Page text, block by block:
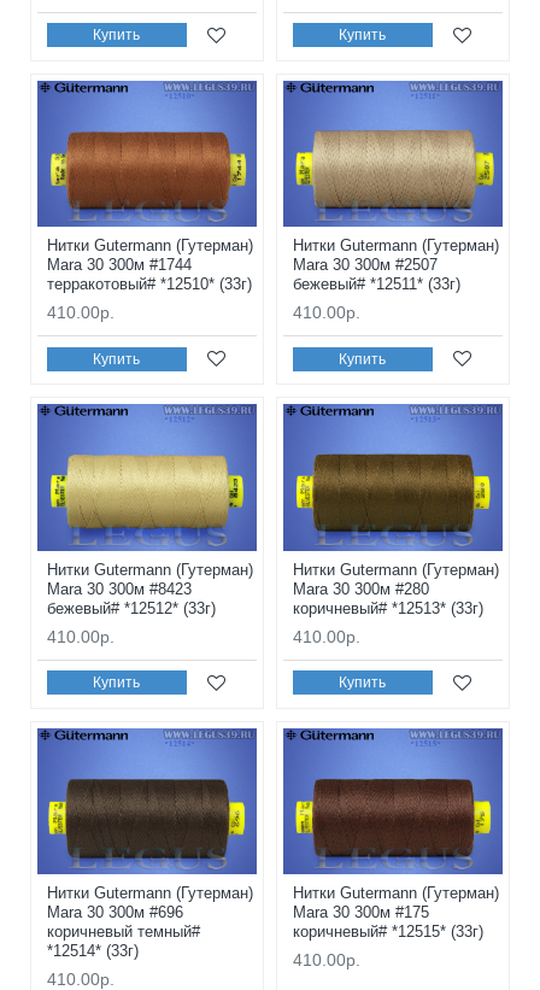
Купить Купить
Нитки Gutermann (Гутерман)
Mara 30 300м #1744
терракотовый# *12510* (33г)
410.00р.
Купить
Нитки Gutermann (Гутерман)
Mara 30 300м #2507
бежевый# *12511* (33г)
410.00р.
Купить
Нитки Gutermann (Гутерман)
Mara 30 300м #8423
бежевый# *12512* (33г)
410.00р.
Купить
Нитки Gutermann (Гутерман)
Mara 30 300м #280
коричневый# *12513* (33г)
410.00р.
Купить
Нитки Gutermann (Гутерман)
Mara 30 300м #696
коричневый темный#
*12514* (33г)
410.00р.
Нитки Gutermann (Гутерман)
Mara 30 300м #175
коричневый# *12515* (33г)
410.00р.